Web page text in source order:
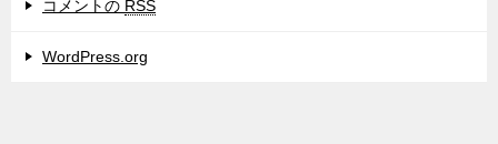
コメントの RSS
WordPress.org